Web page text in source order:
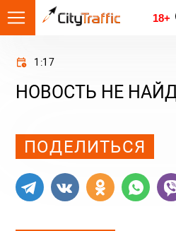
18+
1:17
НОВОСТЬ НЕ
ПОДЕЛИТЬСЯ